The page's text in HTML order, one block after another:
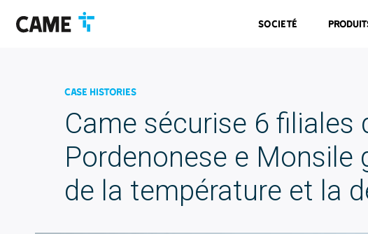
contenu
Societé
Case Histories
Came sécurise 6 filiales
Pordenonese e Monsile
de la température et la